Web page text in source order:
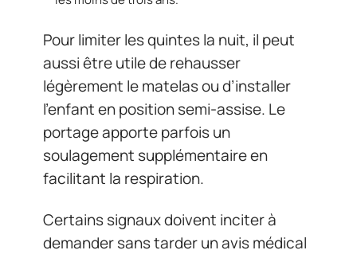
Pour limiter les quintes la nuit, il peut
aussi être utile de rehausser
légèrement le matelas ou d’installer
l’enfant en position semi-assise. Le
portage apporte parfois un
soulagement supplémentaire en
facilitant la respiration.
Certains signaux doivent inciter à
demander sans tarder un avis médical